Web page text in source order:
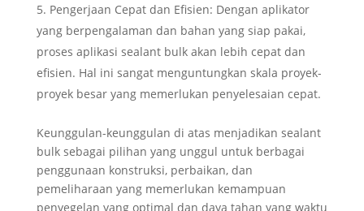
Pengerjaan Cepat dan Efisien: Dengan aplikator
yang berpengalaman dan bahan yang siap pakai,
proses aplikasi sealant bulk akan lebih cepat dan
efisien. Hal ini sangat menguntungkan skala proyek-
proyek besar yang memerlukan penyelesaian cepat.
Keunggulan-keunggulan di atas menjadikan sealant
bulk sebagai pilihan yang unggul untuk berbagai
penggunaan konstruksi, perbaikan, dan
pemeliharaan yang memerlukan kemampuan
penyegelan yang optimal dan daya tahan yang waktu